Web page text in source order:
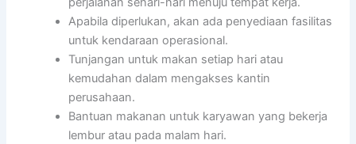
Apabila diperlukan, akan ada penyediaan fasilitas
untuk kendaraan operasional.
Tunjangan untuk makan setiap hari atau
kemudahan dalam mengakses kantin
perusahaan.
Bantuan makanan untuk karyawan yang bekerja
lembur atau pada malam hari.